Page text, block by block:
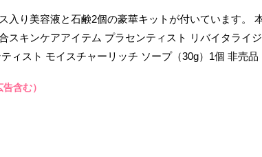
入り美容液と石鹸2個の豪華キットが付いています。
スキンケアアイテム プラセンティスト リバイタライ
ィスト モイスチャーリッチ ソープ（30g）1個 非売品
含む）